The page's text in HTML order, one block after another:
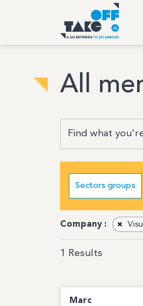
All
Sectors groups
Company : ×
1 Results
Marc